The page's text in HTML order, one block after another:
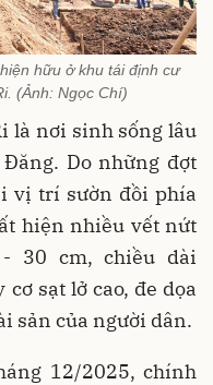
hữu ở khu tái định cư
(Ảnh: Ngọc Chí)
là nơi sinh sống lâu
Do những đợt
vị trí sườn đồi phía
hiện nhiều vết nứt
30 cm, chiều dài
sạt lở cao, đe dọa
sản của người dân.
12/2025, chính